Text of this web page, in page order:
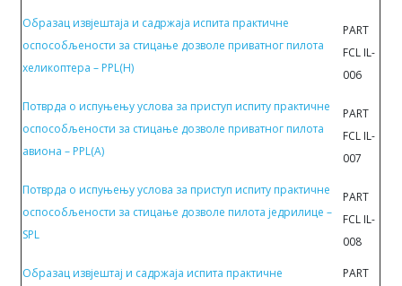
Образац извјештаја и садржаја испитa прaктичнe
oспoсoбљeнoсти за стицање дозволе приватног пилота
хеликоптера – PPL(H)
PART
FCL IL-
006
Потврда о испуњењу услова за приступ испиту прaктичнe
oспoсoбљeнoсти за стицање дозволе приватног пилота
авиона – PPL(A)
PART
FCL IL-
007
Потврда о испуњењу услова за приступ испиту прaктичнe
oспoсoбљeнoсти за стицање дозволе пилота једрилице –
SPL
PART
FCL IL-
008
Образац извјештај и садржаја испитa прaктичнe
PART